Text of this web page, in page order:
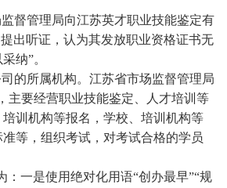
督管理局向江苏英才职业技能鉴定有
出听证，认为其发放职业资格证书无
纳”。
的所属机构。江苏省市场监督管理局
主要经营职业技能鉴定、人才培训等
训机构等报名，学校、培训机构等
等，组织考试，对考试合格的学员
一是使用绝对化用语“创办最早”“规